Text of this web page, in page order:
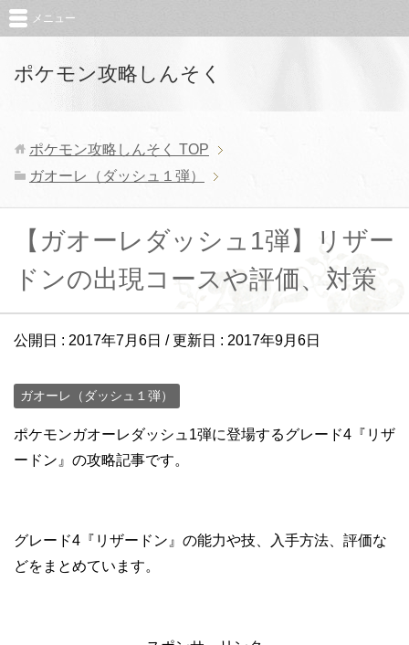
ポケモン攻略しんそく
メニュー
ポケモン攻略しんそく TOP
ガオーレ（ダッシュ１弾）
【ガオーレダッシュ1弾】リザー
ドンの出現コースや評価、対策
公開日 : 2017年7月6日 / 更新日 : 2017年9月6日
ガオーレ（ダッシュ１弾）
ポケモンガオーレダッシュ1弾に登場するグレード4『リザ
ードン』の攻略記事です。
グレード4『リザードン』の能力や技、入手方法、評価な
どをまとめています。